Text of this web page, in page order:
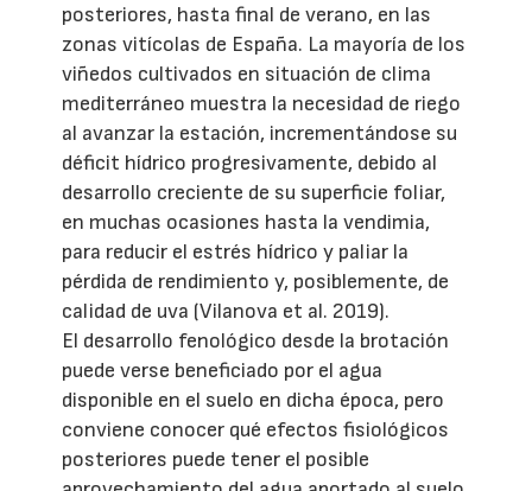
posteriores, hasta final de verano, en las
zonas vitícolas de España. La mayoría de los
viñedos cultivados en situación de clima
mediterráneo muestra la necesidad de riego
al avanzar la estación, incrementándose su
déficit hídrico progresivamente, debido al
desarrollo creciente de su superficie foliar,
en muchas ocasiones hasta la vendimia,
para reducir el estrés hídrico y paliar la
pérdida de rendimiento y, posiblemente, de
calidad de uva (Vilanova et al. 2019).
El desarrollo fenológico desde la brotación
puede verse beneficiado por el agua
disponible en el suelo en dicha época, pero
conviene conocer qué efectos fisiológicos
posteriores puede tener el posible